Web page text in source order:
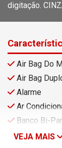
digitação.
Air Bag Do
Air Bag
Alarme
Ar
Banco Bi-
VEJA MAIS